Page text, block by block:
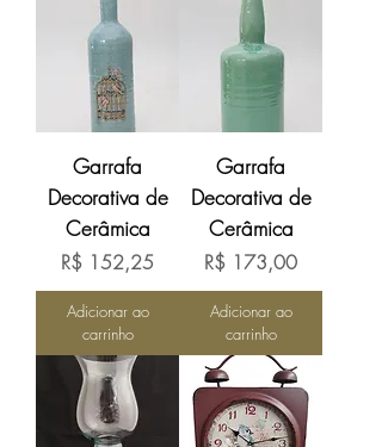
Garrafa
Decorativa de
Cerâmica
Preço
R$ 152,25
Adicionar ao
carrinho
Garrafa
Decorativa de
Cerâmica
Preço
R$ 173,00
Adicionar ao
carrinho